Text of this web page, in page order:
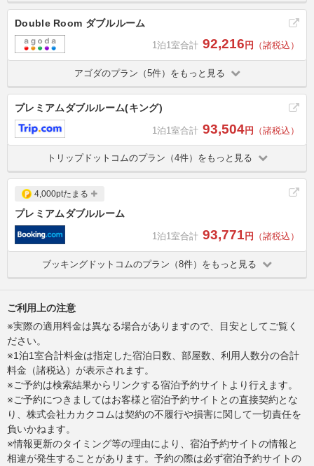
Double Room ダブルルーム
1泊1室合計 92,216 円 （諸税込）
アゴダのプラン（5件）をもっと見る
プレミアムダブルルーム(キング)
1泊1室合計 93,504円 （諸税込）
トリップドットコムのプラン（4件）をもっと見る
4,000ptたまる
プレミアムダブルルーム
1泊1室合計 93,771 円 （諸税込）
ブッキングドットコムのプラン（8件）をもっと見る
ご利用上の注意
※実際の適用料金は異なる場合がありますので、目安としてご覧く
ださい。
※1泊1室合計料金は指定した宿泊日数、部屋数、利用人数分の合計
料金（諸税込）が表示されます。
※ご予約は検索結果からリンクする宿泊予約サイトより行えます。
※ご予約につきましてはお客様と宿泊予約サイトとの直接契約とな
り、株式会社カカクコムは契約の不履行や損害に関して一切責任を
負いかねます。
※情報更新のタイミング等の理由により、宿泊予約サイトの情報と
相違が発生することがあります。予約の際は必ず宿泊予約サイトの